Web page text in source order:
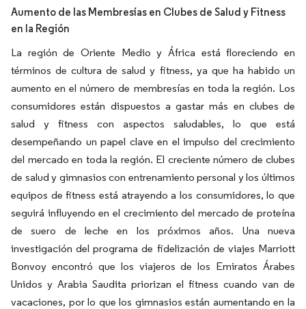
Aumento de las Membresías en Clubes de Salud y Fitness
en la Región
La región de Oriente Medio y África está floreciendo en
términos de cultura de salud y fitness, ya que ha habido un
aumento en el número de membresías en toda la región. Los
consumidores están dispuestos a gastar más en clubes de
salud y fitness con aspectos saludables, lo que está
desempeñando un papel clave en el impulso del crecimiento
del mercado en toda la región. El creciente número de clubes
de salud y gimnasios con entrenamiento personal y los últimos
equipos de fitness está atrayendo a los consumidores, lo que
seguirá influyendo en el crecimiento del mercado de proteína
de suero de leche en los próximos años. Una nueva
investigación del programa de fidelización de viajes Marriott
Bonvoy encontró que los viajeros de los Emiratos Árabes
Unidos y Arabia Saudita priorizan el fitness cuando van de
vacaciones, por lo que los gimnasios están aumentando en la